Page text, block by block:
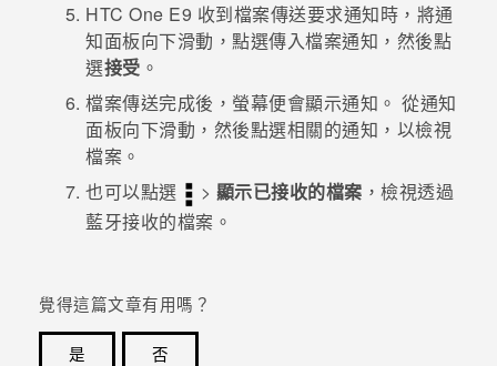
HTC One E9‍ 收到檔案傳送要求通知時，將通
知面板向下滑動，點選傳入檔案通知，然後點
選接受 。
檔案傳送完成後，螢幕便會顯示通知。 從通知
面板向下滑動，然後點選相關的通知，以檢視
檔案。
也可以點選
> 顯示已接收的檔案 ，檢視透過
藍牙接收的檔案。
覺得這篇文章有用嗎？
是
否